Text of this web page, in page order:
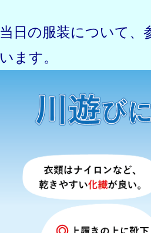
当日の服装について、
います。